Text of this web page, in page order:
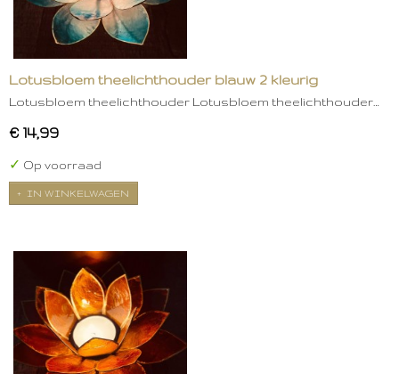
Lotusbloem theelichthouder blauw 2 kleurig
Lotusbloem theelichthouder Lotusbloem theelichthouder…
€ 14,99
✓ Op voorraad
IN WINKELWAGEN